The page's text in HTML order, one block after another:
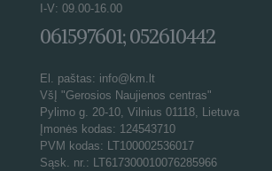
I-V: 09.00-16.00
061597601; 052610442
El. paštas: info@km.lt
VšĮ "Gerosios Naujienos centras"
Pylimo g. 20-10, Vilnius 01118, Lietuva
Įmonės kodas: 124543710
PVM kodas: LT100002536017
Sąsk. nr.: LT617300010076285966